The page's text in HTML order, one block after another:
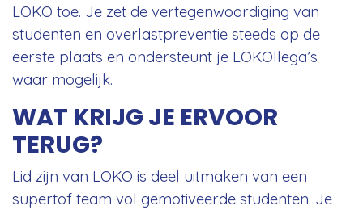
LOKO toe. Je zet de vertegenwoordiging van
studenten en overlastpreventie steeds op de
eerste plaats en ondersteunt je LOKOllega’s
waar mogelijk.
WAT KRIJG JE ERVOOR
TERUG?
Lid zijn van LOKO is deel uitmaken van een
supertof team vol gemotiveerde studenten. Je